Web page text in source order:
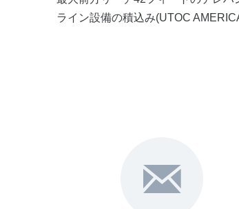
ライン設備の積込み(UTOC